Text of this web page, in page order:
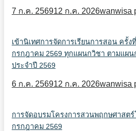
7 ก.ค. 256912 ก.ค. 2026wanwisa
เข้านิเทศการจัดการเรียนการสอน ครั้
กรกฎาคม 2569 ทุกแผนกวิชา ตามแผน
ประจำปี 2569
6 ก.ค. 256912 ก.ค. 2026wanwisa
การจัดอบรมโครงการสวนพฤกษศาสตร์
กรกฎาคม 2569